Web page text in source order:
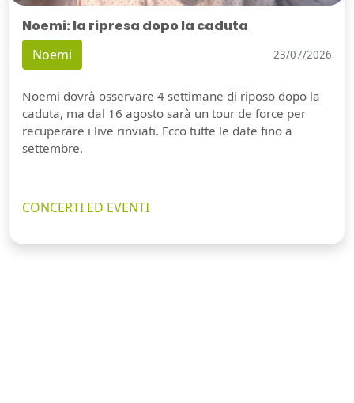
Noemi: la ripresa dopo la caduta
Noemi 23/07/2026
Noemi dovrà osservare 4 settimane di riposo dopo la
caduta, ma dal 16 agosto sarà un tour de force per
recuperare i live rinviati. Ecco tutte le date fino a
settembre.
CONCERTI ED EVENTI